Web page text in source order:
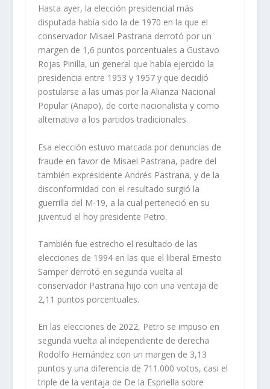
Hasta ayer, la elección presidencial más
disputada había sido la de 1970 en la que el
conservador Misael Pastrana derrotó por un
margen de 1,6 puntos porcentuales a Gustavo
Rojas Pinilla, un general que había ejercido la
presidencia entre 1953 y 1957 y que decidió
postularse a las urnas por la Alianza Nacional
Popular (Anapo), de corte nacionalista y como
alternativa a los partidos tradicionales.
Esa elección estuvo marcada por denuncias de
fraude en favor de Misael Pastrana, padre del
también expresidente Andrés Pastrana, y de la
disconformidad con el resultado surgió la
guerrilla del M-19, a la cual perteneció en su
juventud el hoy presidente Petro.
También fue estrecho el resultado de las
elecciones de 1994 en las que el liberal Ernesto
Samper derrotó en segunda vuelta al
conservador Pastrana hijo con una ventaja de
2,11 puntos porcentuales.
En las elecciones de 2022, Petro se impuso en
segunda vuelta al independiente de derecha
Rodolfo Hernández con un margen de 3,13
puntos y una diferencia de 711.000 votos, casi el
triple de la ventaja de De la Espriella sobre